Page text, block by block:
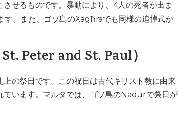
せるものです。暴動により、4人の死者が出ま
。また、ゴゾ島のXagħraでも同様の追悼式が
Peter and St. Paul）
の祭日です。この祝日は古代キリスト教に由来
ています。マルタでは、ゴゾ島のNadurで祭日が